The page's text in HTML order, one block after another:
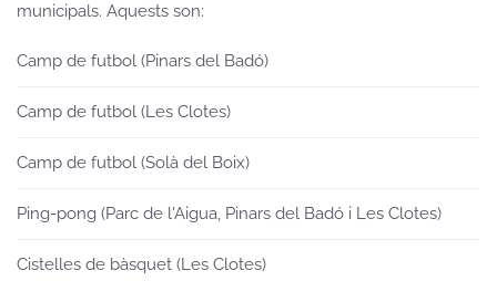
municipals. Aquests son:
Camp de futbol (Pinars del Badó)
Camp de futbol (Les Clotes)
Camp de futbol (Solà del Boix)
Ping-pong (Parc de l'Aigua, Pinars del Badó i Les Clotes)
Cistelles de bàsquet (Les Clotes)